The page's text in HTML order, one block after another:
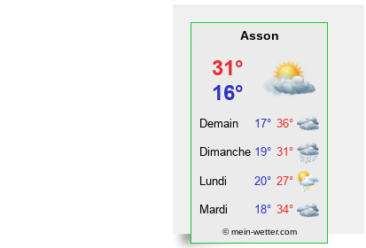
Asson
© mein-wetter.com